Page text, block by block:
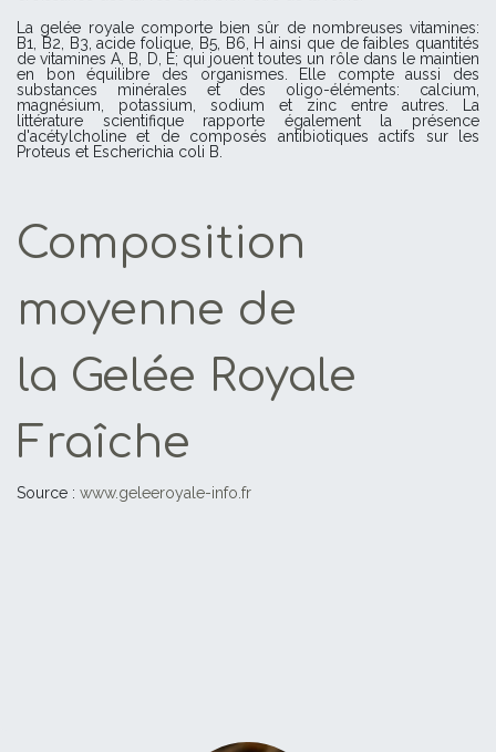
La gelée royale comporte bien sûr de nombreuses vitamines:
B1, B2, B3, acide folique, B5, B6, H ainsi que de faibles quantités
de vitamines A, B, D, E; qui jouent toutes un rôle dans le maintien
en bon équilibre des organismes. Elle compte aussi des
substances minérales et des oligo-éléments: calcium,
magnésium, potassium, sodium et zinc entre autres. La
littérature scientifique rapporte également la présence
d'acétylcholine et de composés antibiotiques actifs sur les
Proteus et Escherichia coli B.
Composition
moyenne de
la Gelée Royale
Fraîche
Source : www.geleeroyale-info.fr